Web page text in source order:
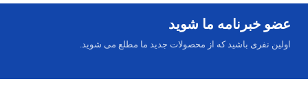
عضو خبرنامه ما شوید
اولین نفری باشید که از محصولات جدید ما مطلع می شوید.